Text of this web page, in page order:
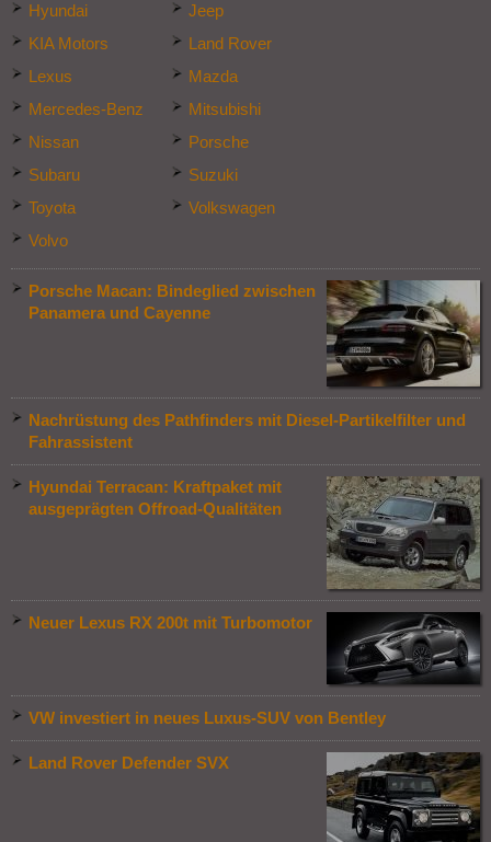
Hyundai
Jeep
KIA Motors
Land Rover
Lexus
Mazda
Mercedes-Benz
Mitsubishi
Nissan
Porsche
Subaru
Suzuki
Toyota
Volkswagen
Volvo
Porsche Macan: Bindeglied zwischen
Panamera und Cayenne
Nachrüstung des Pathfinders mit Diesel-Partikelfilter und
Fahrassistent
Hyundai Terracan: Kraftpaket mit
ausgeprägten Offroad-Qualitäten
Neuer Lexus RX 200t mit Turbomotor
VW investiert in neues Luxus-SUV von Bentley
Land Rover Defender SVX